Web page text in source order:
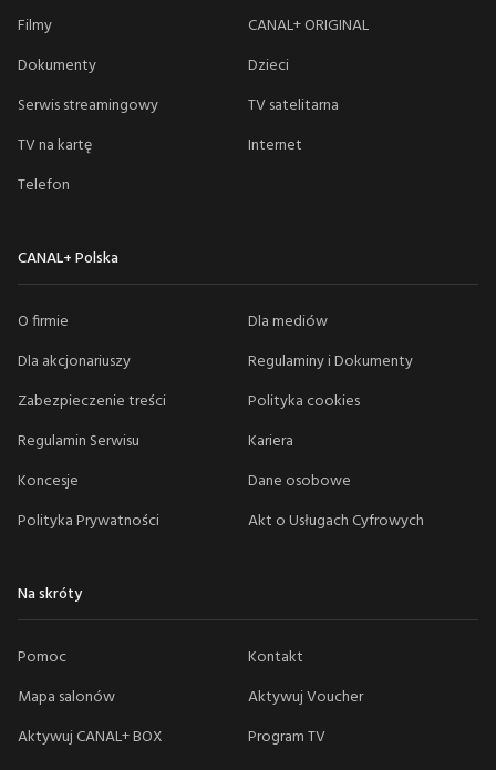
Filmy
CANAL+ ORIGINAL
Dokumenty
Dzieci
Serwis streamingowy
TV satelitarna
TV na kartę
Internet
Telefon
CANAL+ Polska
O firmie
Dla mediów
Dla akcjonariuszy
Regulaminy i Dokumenty
Zabezpieczenie treści
Polityka cookies
Regulamin Serwisu
Kariera
Koncesje
Dane osobowe
Polityka Prywatności
Akt o Usługach Cyfrowych
Na skróty
Pomoc
Kontakt
Mapa salonów
Aktywuj Voucher
Aktywuj CANAL+ BOX
Program TV